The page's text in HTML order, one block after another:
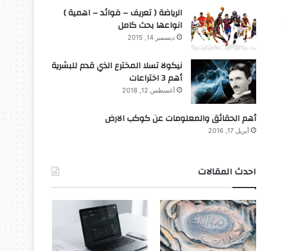
الرياضة ( تعريف – فوائد – اهمية )
انواعها بحث كامل
ديسمبر 14, 2015
نيكولا تسلا المخترع الذي قدم للبشرية
أهم 3 اختراعات
أغسطس 12, 2018
أهم الحقائق والمعلومات عن كوكب الارض
أبريل 17, 2016
احدث المقالات